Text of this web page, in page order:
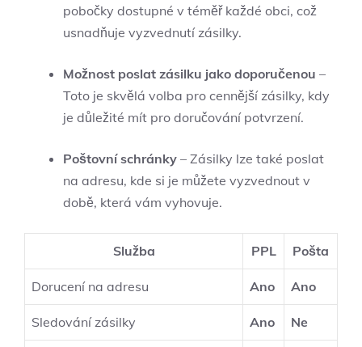
pobočky dostupné v téměř každé obci, což
usnadňuje vyzvednutí zásilky.
Možnost poslat zásilku jako doporučenou –
Toto je skvělá volba pro cennější zásilky, kdy
je důležité mít pro doručování potvrzení.
Poštovní schránky – Zásilky lze také poslat
na adresu, kde si je můžete vyzvednout v
době, která vám vyhovuje.
Služba PPL Pošta
Dorucení na adresu Ano Ano
Sledování zásilky Ano Ne